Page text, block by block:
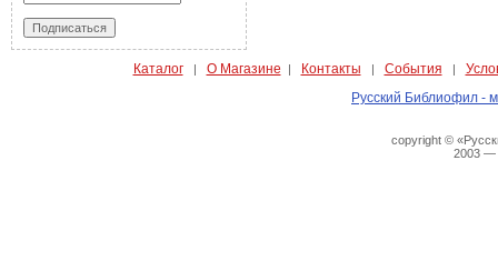
Каталог| О Магазине | Контакты | События |
Русский Библиофил -
copyright ©
2003 —